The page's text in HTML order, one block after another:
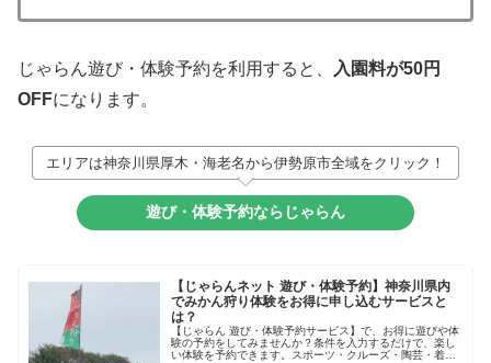
じゃらん遊び・体験予約を利用すると、
入園料が50円
OFFになります。
エリアは神奈川県厚木・海老名から伊勢原市全域をクリック！
遊び・体験予約ならじゃらん
【じゃらんネット 遊び・体験予約】神奈川県内
でみかん狩り体験をお得に申し込むサービスと
は？
【じゃらん 遊び・体験予約サービス】で、お得に遊びや体
験の予約をしてみませんか？条件を入力するだけで、楽し
い体験を予約できます。スポーツ・クルーズ・陶芸・着付